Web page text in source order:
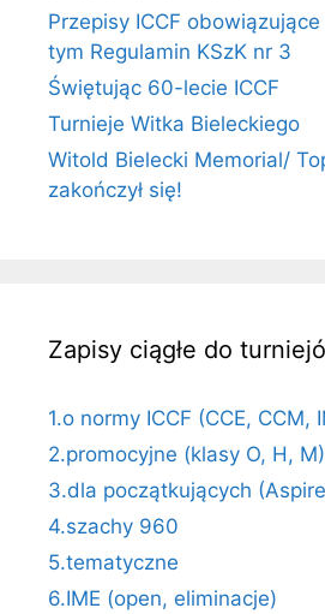
Przepisy ICCF
tym Regulamin KSzK nr 3
Świętując 60-lecie ICCF
Turnieje Witka Bieleckiego
Witold Bielecki Memorial/
zakończył się!
Zapisy ciągłe do
1.o normy ICCF (CCE, CCM,
2.promocyjne (klasy O, H, M)
3.dla początkujących
4.szachy 960
5.tematyczne
6.IME (open, eliminacje)